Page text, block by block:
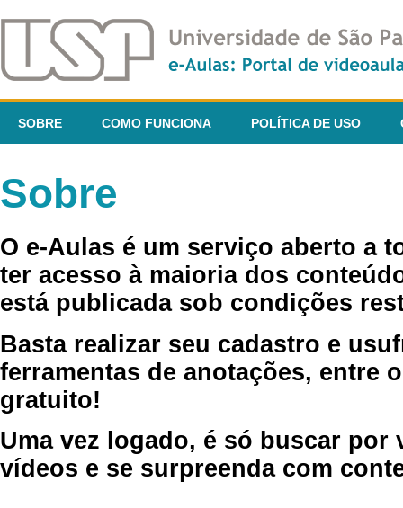
SOBRE COMO FUNCIONA POLÍTICA DE USO
Sobre
O e-Aulas é um serviço aberto a
ter acesso à maioria dos
está publicada sob condições
Basta realizar seu cadastro e
ferramentas de anotações, entre
gratuito!
Uma vez logado, é só buscar por
vídeos e se surpreenda com